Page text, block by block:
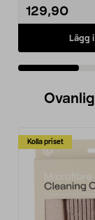
129,90
Lägg
Kolla priset